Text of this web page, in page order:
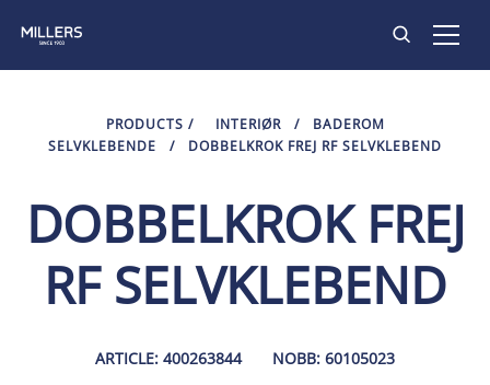
PRODUKTER
KONTAKT
PRODUCTS / INTERIØR /
BADEROM
SELVKLEBENDE
/ DOBBELKROK FREJ RF SELVKLEBEND
DOBBELKROK FREJ
RF SELVKLEBEND
ARTICLE: 400263844 NOBB: 60105023